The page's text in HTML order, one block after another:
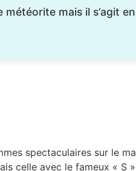
mais il s’agit
spectaculaires sur le
celle avec le fameux « S